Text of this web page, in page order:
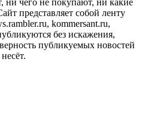
представляет собой ленту
kommersant.ru,
без искажения,
публикуемых новостей